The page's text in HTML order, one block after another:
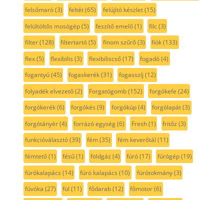
felsőmaró(3) feltét(65) felújító készlet(15)
felültöltős mosógép(5) feszítő emelő(1) filc(3)
filter(128) filtertartó(5) finom szűrő(3) fiók(133)
flex(5) flexibilis (3) flexibiliscső(17) fogadó(4)
fogantyú(45) fogaskerék(31) fogasszíj (12)
folyadék elvezető(2) Forgatógomb(152) forgókefe (24)
forgókerék(6) forgókés (9) forgókúp(4) forgólapát(3)
forgótányér(4) forrázó egység(6) Fresh(1) fritőz (3)
funkcióválasztó(39) fém(35) fém keverőtál (11)
fémtető(1) fésű(1) földgáz (4) fúró(17) fúrógép(19)
fúrókalapács (14) fúró kalapács (10) fúrótokmány(3)
fúvóka (27) fül (11) fődarab(12) főmotor(6)